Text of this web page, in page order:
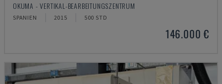
OKUMA - VERTIKAL-BEARBEITUNGSZENTRUM
SPANIEN 2015 500 STD
146.000 €